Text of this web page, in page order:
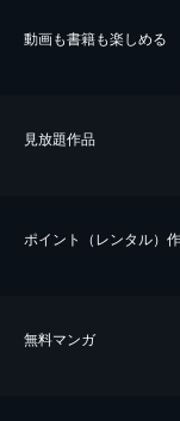
動画も書籍も楽しめる
⾒放題作品
ポイント（レンタル）
無料マンガ